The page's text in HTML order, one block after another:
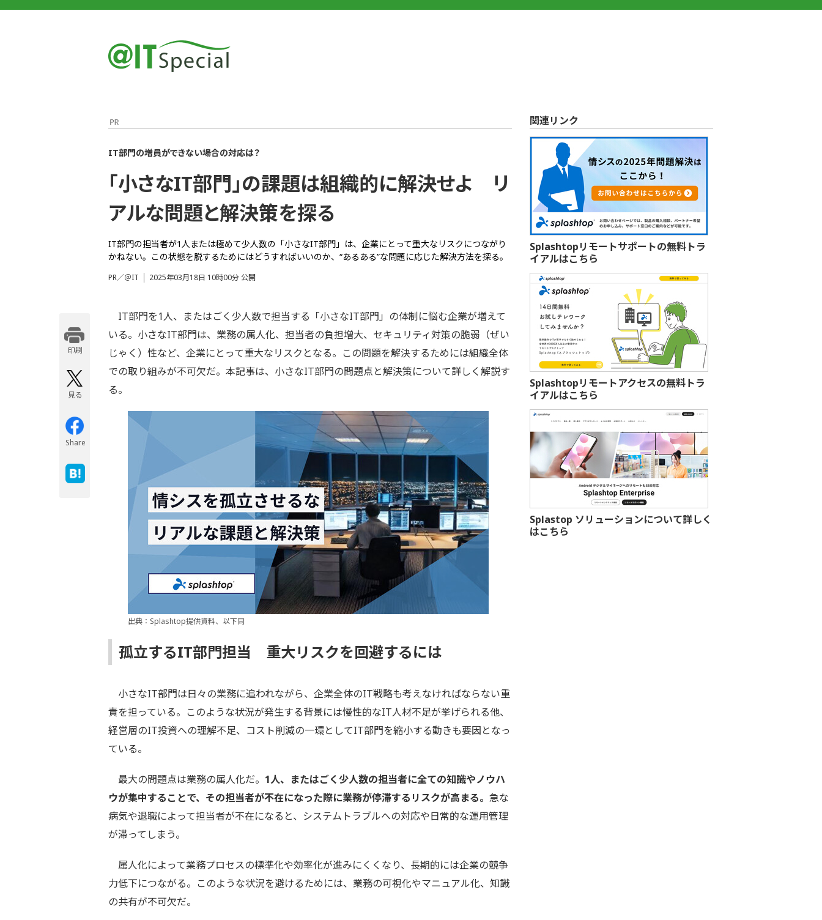
「小さなIT部門」の課題は組織的に解決せよ リ
アルな問題と解決策を探る
IT部門の増員ができない場合の対応は？
IT部門の担当者が1人または極めて少人数の「小さなIT部門」は、企業にとって重大なリスクにつながり
かねない。この状態を脱するためにはどうすればいいのか、“あるある”な問題に応じた解決方法を探る。
PR／＠IT 2025年03月18日 10時00分 公開
印刷
見る
Share
IT部門を1人、またはごく少人数で担当する「小さなIT部門」の体制に悩む企業が増えて
いる。小さなIT部門は、業務の属人化、担当者の負担増大、セキュリティ対策の脆弱（ぜい
じゃく）性など、企業にとって重大なリスクとなる。この問題を解決するためには組織全体
での取り組みが不可欠だ。本記事は、小さなIT部門の問題点と解決策について詳しく解説す
る。
出典：Splashtop提供資料、以下同
孤立するIT部門担当 重大リスクを回避するには
小さなIT部門は日々の業務に追われながら、企業全体のIT戦略も考えなければならない重
責を担っている。このような状況が発生する背景には慢性的なIT人材不足が挙げられる他、
経営層のIT投資への理解不足、コスト削減の一環としてIT部門を縮小する動きも要因となっ
ている。
最大の問題点は業務の属人化だ。 1人、またはごく少人数の担当者に全ての知識やノウハ
ウが集中することで、その担当者が不在になった際に業務が停滞するリスクが高まる。 急な
病気や退職によって担当者が不在になると、システムトラブルへの対応や日常的な運用管理
が滞ってしまう。
属人化によって業務プロセスの標準化や効率化が進みにくくなり、長期的には企業の競争
力低下につながる。このような状況を避けるためには、業務の可視化やマニュアル化、知識
の共有が不可欠だ。
関連リンク
Splashtopリモートサポートの無料トラ
イアルはこちら
Splashtopリモートアクセスの無料トラ
イアルはこちら
Splastop ソリューションについて詳しく
はこちら